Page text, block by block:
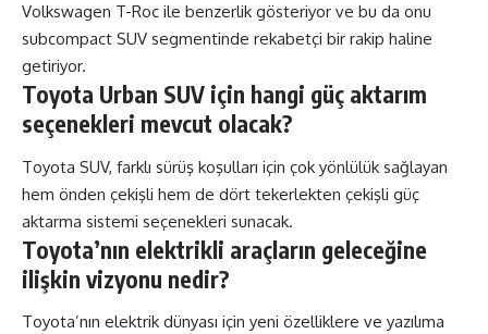
Volkswagen T-Roc ile benzerlik gösteriyor ve bu da onu
subcompact SUV segmentinde rekabetçi bir rakip haline
getiriyor.
Toyota Urban SUV için hangi güç aktarım
seçenekleri mevcut olacak?
Toyota SUV, farklı sürüş koşulları için çok yönlülük sağlayan
hem önden çekişli hem de dört tekerlekten çekişli güç
aktarma sistemi seçenekleri sunacak.
Toyota’nın elektrikli araçların geleceğine
ilişkin vizyonu nedir?
Toyota’nın elektrik dünyası için yeni özelliklere ve yazılıma